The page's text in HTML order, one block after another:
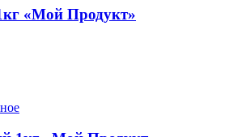
«Мой Продукт»